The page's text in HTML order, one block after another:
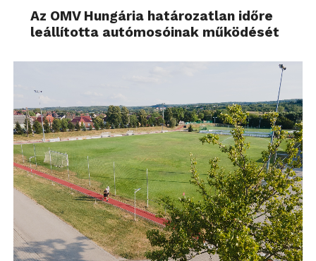
Az OMV Hungária határozatlan időre
leállította autómosóinak működését